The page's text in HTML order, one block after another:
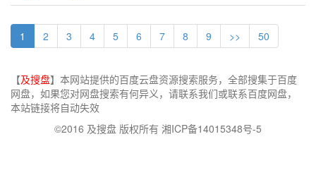
1 2 3 4 5 6 7 8 9 >> 50
【及搜盘】本网站提供的百度云盘资源搜索服务，全部搜集于百度
网盘，如果您对网盘搜索有何异义，请联系我们或联系百度网盘，
本站链接将自动失效
©2016 及搜盘 版权所有 湘ICP备14015348号-5